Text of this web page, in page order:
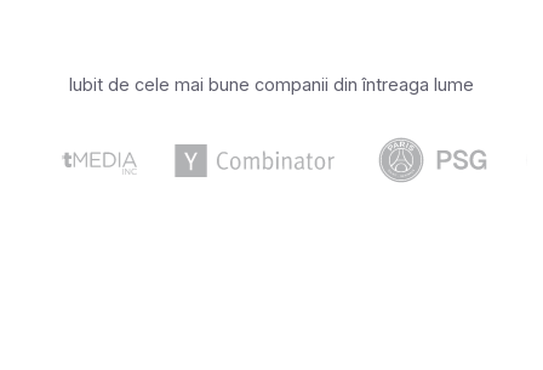
Iubit de cele mai bune companii din întreaga lume